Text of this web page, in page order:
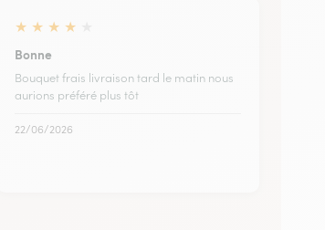
★ ★ ★ ★
Bonne
Bouquet frais livraison tard le matin nous
aurions préféré plus tôt
22/06/2026